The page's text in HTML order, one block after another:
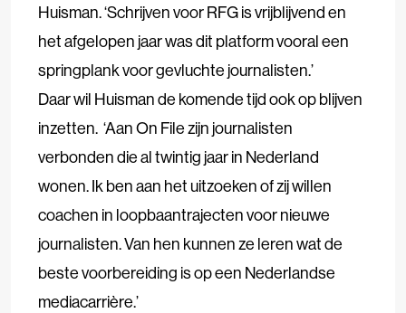
Huisman. ‘Schrijven voor RFG is vrijblijvend en
het afgelopen jaar was dit platform vooral een
springplank voor gevluchte journalisten.’
Daar wil Huisman de komende tijd ook op blijven
inzetten. ‘Aan On File zijn journalisten
verbonden die al twintig jaar in Nederland
wonen. Ik ben aan het uitzoeken of zij willen
coachen in loopbaantrajecten voor nieuwe
journalisten. Van hen kunnen ze leren wat de
beste voorbereiding is op een Nederlandse
mediacarrière.’